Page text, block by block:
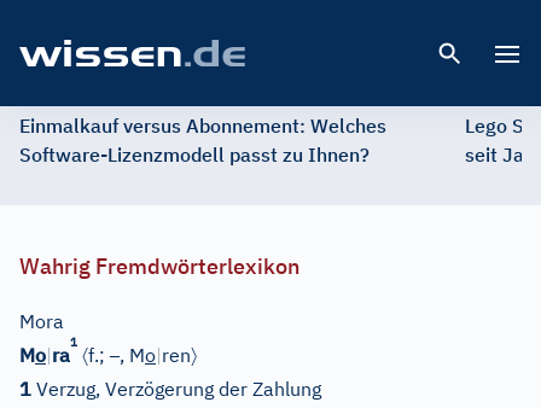
Einmalkauf versus Abonnement: Welches
Software-Lizenzmodell passt zu Ihnen?
Lego
seit
Wahrig Fremdwörterlexikon
Mora
Mo|ra
1 〈f.;–, Mo|ren〉
1 Verzug, Verzögerung der Zahlung